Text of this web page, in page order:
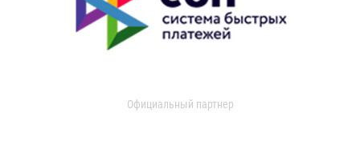
Официальный партнер